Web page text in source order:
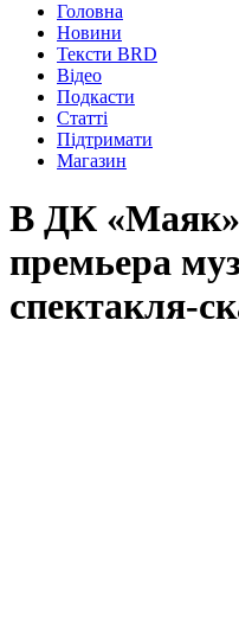
Головна
Новини
Тексти BRD
Відео
Подкасти
Статті
Підтримати
Магазин
В ДК «Маяк»
премьера
спектакля-